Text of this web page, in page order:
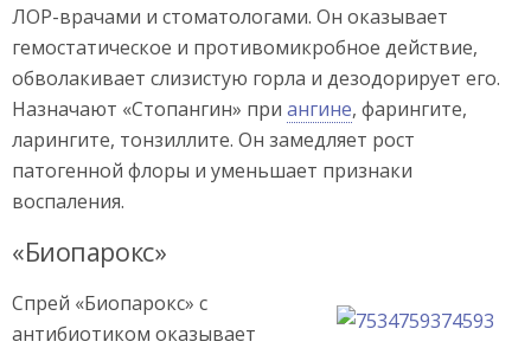
ЛОР-врачами и стоматологами. Он оказывает
гемостатическое и противомикробное действие,
обволакивает слизистую горла и дезодорирует его.
Назначают «Стопангин» при ангине, фарингите,
ларингите, тонзиллите. Он замедляет рост
патогенной флоры и уменьшает признаки
воспаления.
«Биопарокс»
Спрей «Биопарокс» с
антибиотиком оказывает